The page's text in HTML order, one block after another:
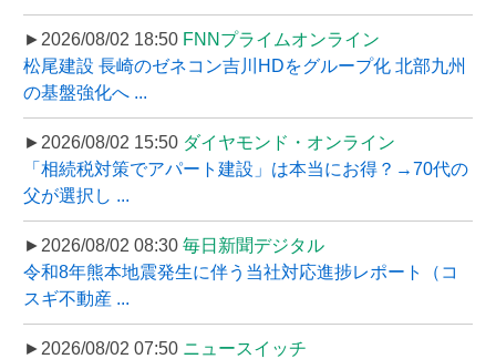
►2026/08/02 18:50 FNNプライムオンライン
松尾建設 長崎のゼネコン吉川HDをグループ化 北部九州
の基盤強化へ ...
►2026/08/02 15:50 ダイヤモンド・オンライン
「相続税対策でアパート建設」は本当にお得？→70代の
父が選択し ...
►2026/08/02 08:30 毎日新聞デジタル
令和8年熊本地震発生に伴う当社対応進捗レポート（コ
スギ不動産 ...
►2026/08/02 07:50 ニュースイッチ